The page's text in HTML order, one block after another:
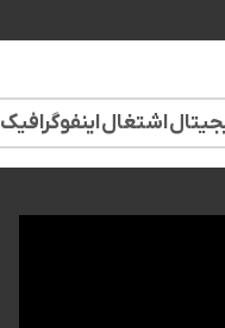
اشتغالاینفوگرافیک